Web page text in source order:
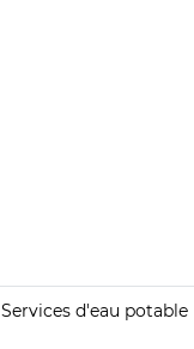
Services d'eau potable